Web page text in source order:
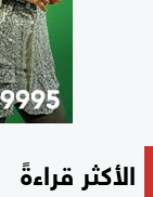
الأكثر قراءةً